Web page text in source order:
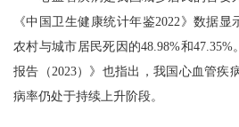
《中国卫生健康统计年鉴2022》数据
农村与城市居民死因的48.98%和
报告（2023）》也指出，我国心血管疾
病率仍处于持续上升阶段。